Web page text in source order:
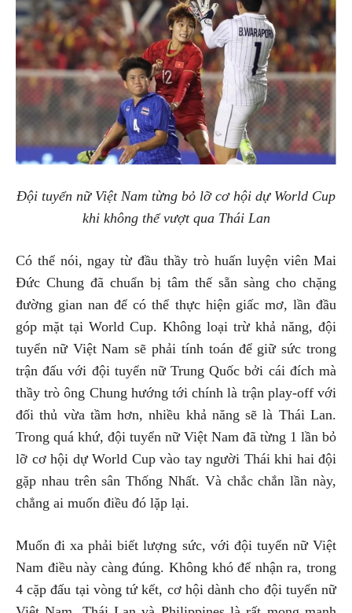
Đội tuyển nữ Việt Nam từng bỏ lỡ cơ hội dự World Cup
khi không thể vượt qua Thái Lan
Có thể nói, ngay từ đầu thầy trò huấn luyện viên Mai
Đức Chung đã chuẩn bị tâm thế sẵn sàng cho chặng
đường gian nan để có thể thực hiện giấc mơ, lần đầu
góp mặt tại World Cup. Không loại trừ khả năng, đội
tuyển nữ Việt Nam sẽ phải tính toán để giữ sức trong
trận đấu với đội tuyển nữ Trung Quốc bởi cái đích mà
thầy trò ông Chung hướng tới chính là trận play-off với
đối thủ vừa tầm hơn, nhiều khả năng sẽ là Thái Lan.
Trong quá khứ, đội tuyển nữ Việt Nam đã từng 1 lần bỏ
lỡ cơ hội dự World Cup vào tay người Thái khi hai đội
gặp nhau trên sân Thống Nhất. Và chắc chắn lần này,
chẳng ai muốn điều đó lặp lại.
Muốn đi xa phải biết lượng sức, với đội tuyển nữ Việt
Nam điều này càng đúng. Không khó để nhận ra, trong
4 cặp đấu tại vòng tứ kết, cơ hội dành cho đội tuyển nữ